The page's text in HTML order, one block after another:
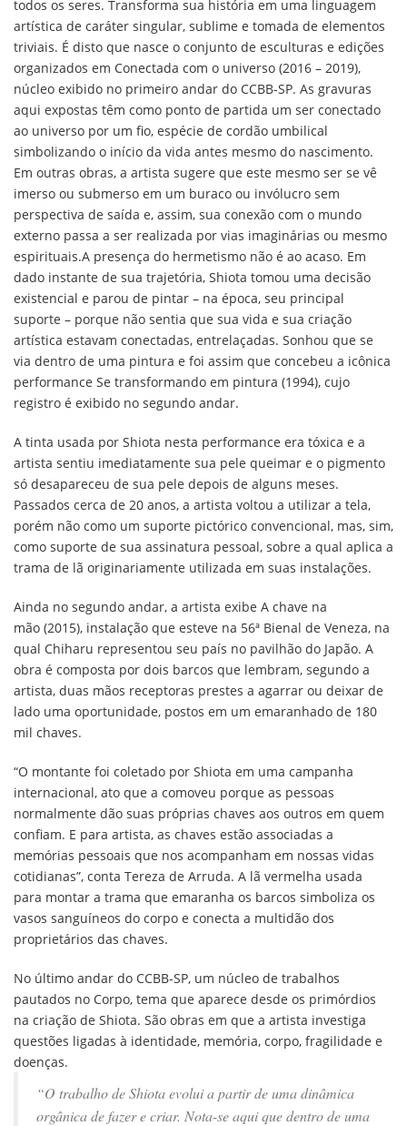
todos os seres. Transforma sua história em uma linguagem
artística de caráter singular, sublime e tomada de elementos
triviais. É disto que nasce o conjunto de esculturas e edições
organizados em Conectada com o universo (2016 – 2019),
núcleo exibido no primeiro andar do CCBB-SP. As gravuras
aqui expostas têm como ponto de partida um ser conectado
ao universo por um fio, espécie de cordão umbilical
simbolizando o início da vida antes mesmo do nascimento.
Em outras obras, a artista sugere que este mesmo ser se vê
imerso ou submerso em um buraco ou invólucro sem
perspectiva de saída e, assim, sua conexão com o mundo
externo passa a ser realizada por vias imaginárias ou mesmo
espirituais.A presença do hermetismo não é ao acaso. Em
dado instante de sua trajetória, Shiota tomou uma decisão
existencial e parou de pintar – na época, seu principal
suporte – porque não sentia que sua vida e sua criação
artística estavam conectadas, entrelaçadas. Sonhou que se
via dentro de uma pintura e foi assim que concebeu a icônica
performance Se transformando em pintura (1994), cujo
registro é exibido no segundo andar.
A tinta usada por Shiota nesta performance era tóxica e a
artista sentiu imediatamente sua pele queimar e o pigmento
só desapareceu de sua pele depois de alguns meses.
Passados cerca de 20 anos, a artista voltou a utilizar a tela,
porém não como um suporte pictórico convencional, mas, sim,
como suporte de sua assinatura pessoal, sobre a qual aplica a
trama de lã originariamente utilizada em suas instalações.
Ainda no segundo andar, a artista exibe A chave na
mão (2015), instalação que esteve na 56ª Bienal de Veneza, na
qual Chiharu representou seu país no pavilhão do Japão. A
obra é composta por dois barcos que lembram, segundo a
artista, duas mãos receptoras prestes a agarrar ou deixar de
lado uma oportunidade, postos em um emaranhado de 180
mil chaves.
“O montante foi coletado por Shiota em uma campanha
internacional, ato que a comoveu porque as pessoas
normalmente dão suas próprias chaves aos outros em quem
confiam. E para artista, as chaves estão associadas a
memórias pessoais que nos acompanham em nossas vidas
cotidianas”, conta Tereza de Arruda. A lã vermelha usada
para montar a trama que emaranha os barcos simboliza os
vasos sanguíneos do corpo e conecta a multidão dos
proprietários das chaves.
No último andar do CCBB-SP, um núcleo de trabalhos
pautados no Corpo, tema que aparece desde os primórdios
na criação de Shiota. São obras em que a artista investiga
questões ligadas à identidade, memória, corpo, fragilidade e
doenças.
“O trabalho de Shiota evolui a partir de uma dinâmica
orgânica de fazer e criar. Nota-se aqui que dentro de uma